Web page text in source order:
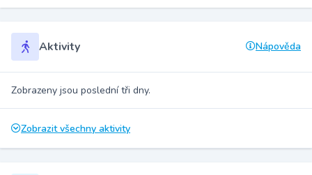
Aktivity Nápověda
Zobrazeny jsou poslední tři dny.
Zobrazit všechny aktivity